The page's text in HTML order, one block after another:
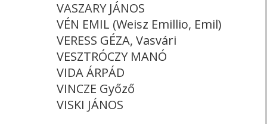
VASZARY JÁNOS
VÉN EMIL (Weisz Emillio, Emil)
VERESS GÉZA, Vasvári
VESZTRÓCZY MANÓ
VIDA ÁRPÁD
VINCZE Győző
VISKI JÁNOS